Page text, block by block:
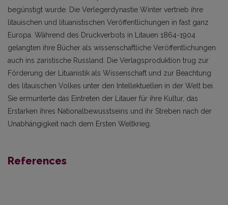
begünstigt wurde. Die Verlegerdynastie Winter vertrieb ihre
litauischen und lituanistischen Veröffentlichungen in fast ganz
Europa. Während des Druckverbots in Litauen 1864-1904
gelangten ihre Bücher als wissenschaftliche Veröffentlichungen
auch ins zaristische Russland. Die Verlagsproduktion trug zur
Förderung der Lituanistik als Wissenschaft und zur Beachtung
des litauischen Volkes unter den Intellektuellen in der Welt bei.
Sie ermunterte das Eintreten der Litauer für ihre Kultur, das
Erstarken ihres Nationalbewusstseins und ihr Streben nach der
Unabhängigkeit nach dem Ersten Weltkrieg.
References